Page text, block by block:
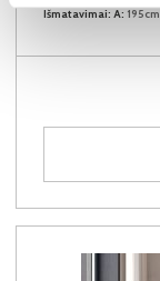
Išmatavimai: A: 195cm